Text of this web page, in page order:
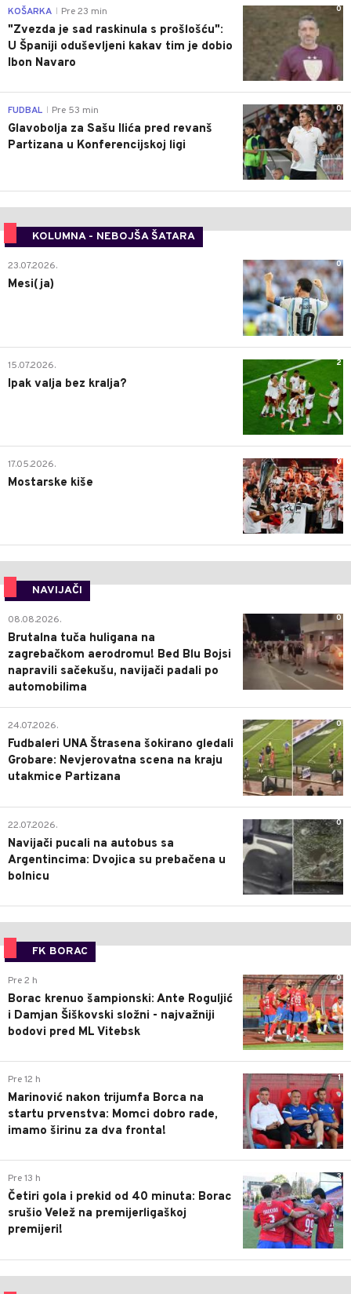
0
KOŠARKA Pre 23 min
"Zvezda je sad raskinula s prošlošću":
U Španiji oduševljeni kakav tim je dobio
Ibon Navaro
0
FUDBAL Pre 53 min
Glavobolja za Sašu Ilića pred revanš
Partizana u Konferencijskoj ligi
KOLUMNA - NEBOJŠA ŠATARA
0
23.07.2026.
Mesi(ja)
2
15.07.2026.
Ipak valja bez kralja?
0
17.05.2026.
Mostarske kiše
NAVIJAČI
0
08.08.2026.
Brutalna tuča huligana na
zagrebačkom aerodromu! Bed Blu Bojsi
napravili sačekušu, navijači padali po
automobilima
0
24.07.2026.
Fudbaleri UNA Štrasena šokirano gledali
Grobare: Nevjerovatna scena na kraju
utakmice Partizana
0
22.07.2026.
Navijači pucali na autobus sa
Argentincima: Dvojica su prebačena u
bolnicu
FK BORAC
0
Pre 2 h
Borac krenuo šampionski: Ante Roguljić
i Damjan Šiškovski složni - najvažniji
bodovi pred ML Vitebsk
1
Pre 12 h
Marinović nakon trijumfa Borca na
startu prvenstva: Momci dobro rade,
imamo širinu za dva fronta!
3
Pre 13 h
Četiri gola i prekid od 40 minuta: Borac
srušio Velež na premijerligaškoj
premijeri!